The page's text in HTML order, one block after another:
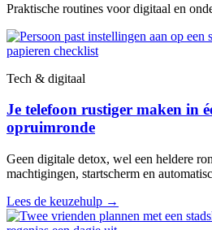
Praktische routines voor digitaal en
Tech & digitaal
Je telefoon rustiger maken in
opruimronde
Geen digitale detox, wel een heldere
machtigingen, startscherm en
Lees de keuzehulp →